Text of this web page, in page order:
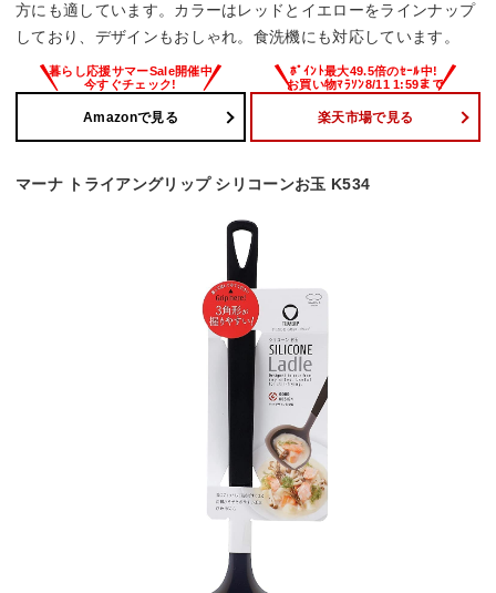
方にも適しています。カラーはレッドとイエローをラインナップ
しており、デザインもおしゃれ。食洗機にも対応しています。
Amazonで見る 楽天市場で見る
マーナ トライアングリップ シリコーンお玉 K534